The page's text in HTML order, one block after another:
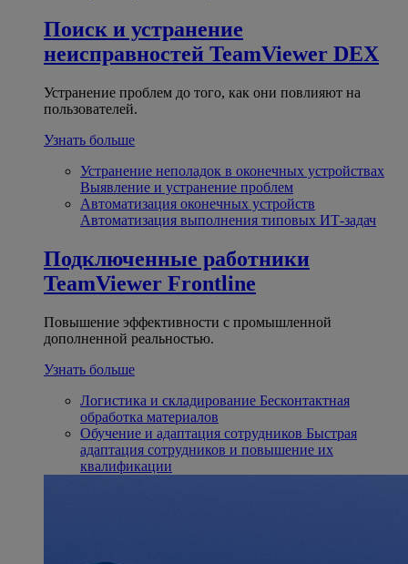
Поиск и устранение
неисправностей TeamViewer DEX
Устранение проблем до того, как они повлияют на
пользователей.
Узнать больше
Устранение неполадок в оконечных устройствах
Выявление и устранение проблем
Автоматизация оконечных устройств
Автоматизация выполнения типовых ИТ-задач
Подключенные работники
TeamViewer Frontline
Повышение эффективности с промышленной
дополненной реальностью.
Узнать больше
Логистика и складирование Бесконтактная
обработка материалов
Обучение и адаптация сотрудников Быстрая
адаптация сотрудников и повышение их
квалификации